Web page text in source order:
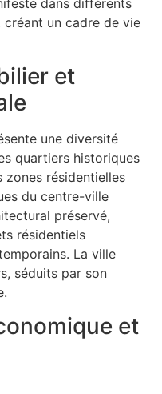
dans différents
un cadre de vie
et
une diversité
quartiers historiques
zones résidentielles
du centre-ville
préservé,
résidentiels
La ville
séduits par son
et